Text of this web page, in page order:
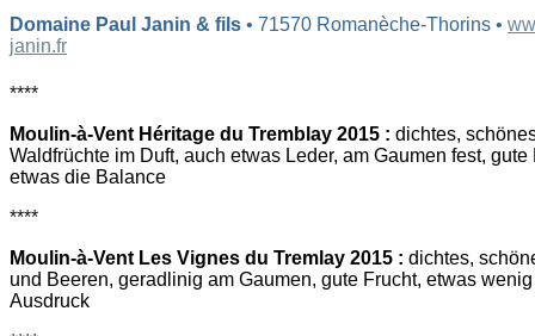
Domaine Paul Janin & fils • 71570 Romanèche-Thorins •
janin.fr
****
Moulin-à-Vent Héritage du Tremblay 2015 : dichtes,
Waldfrüchte im Duft, auch etwas Leder, am Gaumen fest, gute
etwas die Balance
****
Moulin-à-Vent Les Vignes du Tremlay 2015 : dichtes,
und Beeren, geradlinig am Gaumen, gute Frucht, etwas
Ausdruck